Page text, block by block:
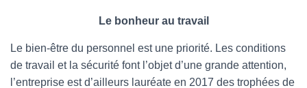
Le bonheur au travail
Le bien-être du personnel est une priorité. Les conditions
de travail et la sécurité font l’objet d’une grande attention,
l’entreprise est d’ailleurs lauréate en 2017 des trophées de